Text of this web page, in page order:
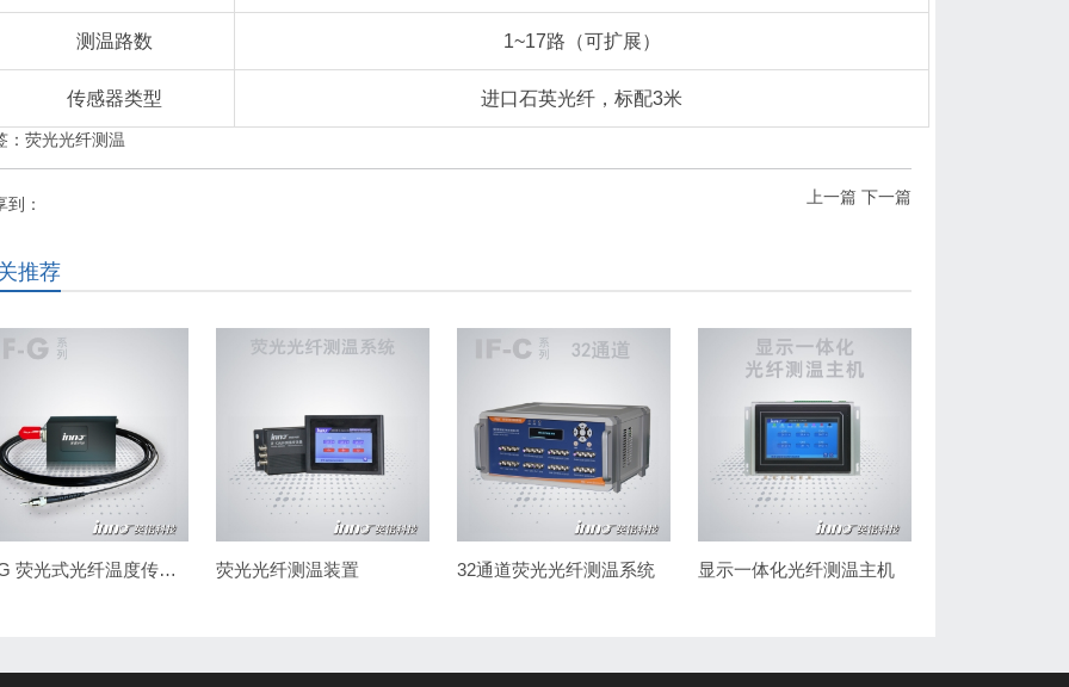
测温路数 1~17路（可扩展）
传感器类型 进口石英光纤，标配3米
： 荧光光纤测温
上一篇 下一篇
到：
推荐
IF-G 荧光式光纤温度传感器 荧光光纤测温装置 32通道荧光光纤测温系统 显示一体化光纤测温主机